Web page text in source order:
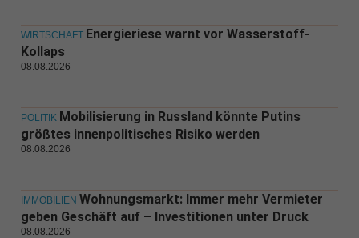
WIRTSCHAFT Energieriese warnt vor Wasserstoff-
Kollaps
08.08.2026
POLITIK Mobilisierung in Russland könnte Putins
größtes innenpolitisches Risiko werden
08.08.2026
IMMOBILIEN Wohnungsmarkt: Immer mehr Vermieter
geben Geschäft auf – Investitionen unter Druck
08.08.2026